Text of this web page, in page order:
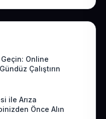
Online
Çalıştırın
ile Arıza
Önce Alın